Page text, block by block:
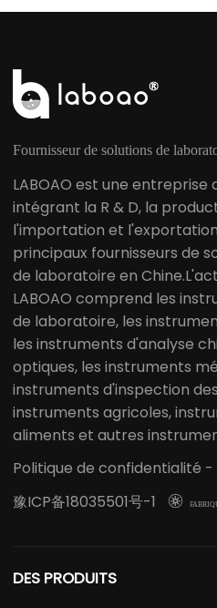
Fournisseur de solutions de
LABOAO est une
intégrant la R & D, la
l'importation et
principaux fournisseurs de
de laboratoire en
LABOAO comprend les
de laboratoire, les
les instruments d'analyse
optiques, les instruments
instruments d'inspection
instruments agricoles,
aliments et autres
Politique de confidentialité -
豫ICP备18035501号-1

DES PRODUITS